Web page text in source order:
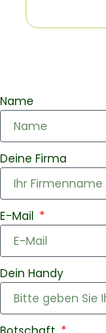
Name
Deine Firma
E-Mail
Dein Handy